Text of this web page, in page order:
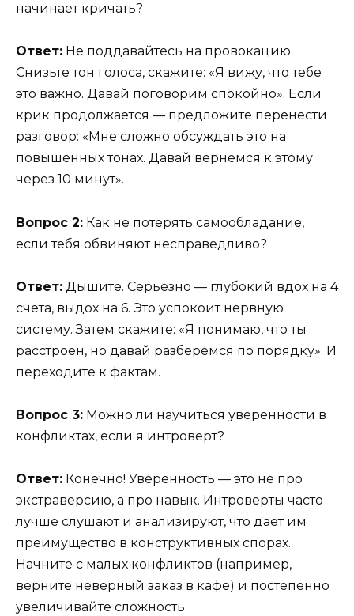
начинает кричать?
Ответ: Не поддавайтесь на провокацию.
Снизьте тон голоса, скажите: «Я вижу, что тебе
это важно. Давай поговорим спокойно». Если
крик продолжается — предложите перенести
разговор: «Мне сложно обсуждать это на
повышенных тонах. Давай вернемся к этому
через 10 минут».
Вопрос 2: Как не потерять самообладание,
если тебя обвиняют несправедливо?
Ответ: Дышите. Серьезно — глубокий вдох на 4
счета, выдох на 6. Это успокоит нервную
систему. Затем скажите: «Я понимаю, что ты
расстроен, но давай разберемся по порядку». И
переходите к фактам.
Вопрос 3: Можно ли научиться уверенности в
конфликтах, если я интроверт?
Ответ: Конечно! Уверенность — это не про
экстраверсию, а про навык. Интроверты часто
лучше слушают и анализируют, что дает им
преимущество в конструктивных спорах.
Начните с малых конфликтов (например,
верните неверный заказ в кафе) и постепенно
увеличивайте сложность.